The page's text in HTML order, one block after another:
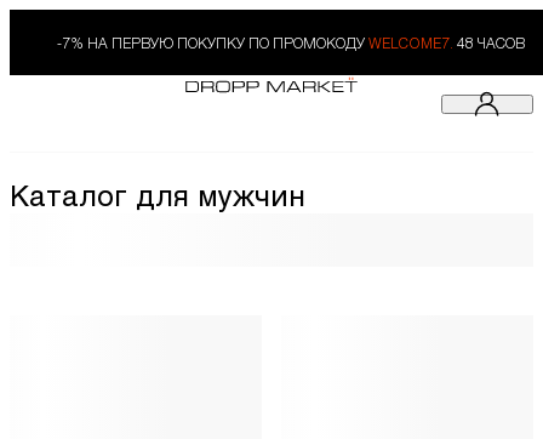
-7% НА ПЕРВУЮ ПОКУПКУ ПО ПРОМОКОДУ WELCOME7. 48 ЧАСОВ
Каталог для мужчин